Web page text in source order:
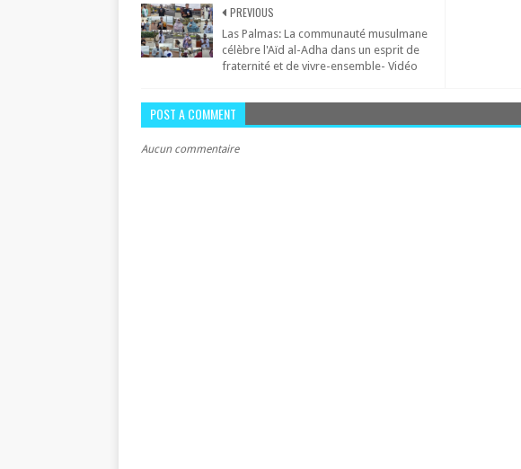
PREVIOUS
Las Palmas: La communauté musulmane
célèbre l'Aïd al-Adha dans un esprit de
fraternité et de vivre-ensemble- Vidéo
POST A COMMENT
Aucun commentaire